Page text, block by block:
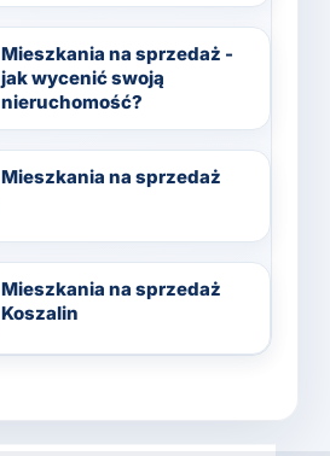
Mieszkania na sprzedaż -
jak wycenić swoją
nieruchomość?
Mieszkania na sprzedaż
Mieszkania na sprzedaż
Koszalin